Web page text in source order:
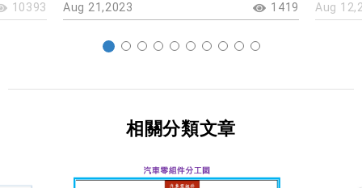
10393 Aug 21,2023 1419 Aug
相關分類文章